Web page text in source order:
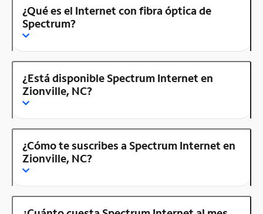
¿Qué es el Internet con fibra óptica de
Spectrum?
¿Está disponible Spectrum Internet en
Zionville, NC?
¿Cómo te suscribes a Spectrum Internet en
Zionville, NC?